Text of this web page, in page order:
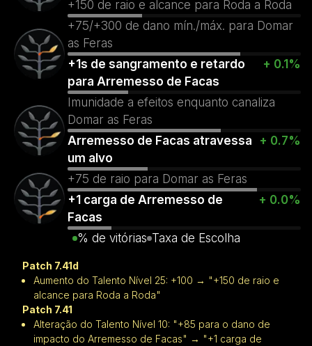
+150 de raio e alcance para Roda a Roda
+75/+300 de dano mín./máx. para Domar
as Feras
+1s de sangramento e retardo
para Arremesso de Facas
+ 0.1%
Imunidade a efeitos enquanto canaliza
Domar as Feras
Arremesso de Facas atravessa
um alvo
+ 0.7%
+75 de raio para Domar as Feras
+1 carga de Arremesso de
Facas
+ 0.0%
% de vitórias Taxa de Escolha
Patch 7.41d
Aumento do Talento Nível 25: +100 → "+150 de raio e
alcance para Roda a Roda"
Patch 7.41
Alteração do Talento Nível 10: "+85 para o dano de
impacto do Arremesso de Facas" → "+1 carga de